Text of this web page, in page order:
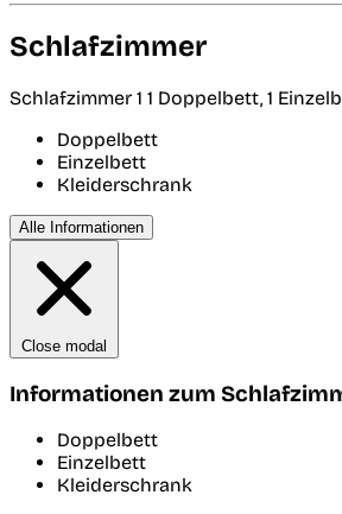
Schlafzimmer
Schlafzimmer 1 1 Doppelbett, 1
Doppelbett
Einzelbett
Kleiderschrank
Alle Informationen
Close modal
Informationen zum
Doppelbett
Einzelbett
Kleiderschrank